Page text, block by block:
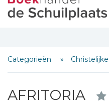
Categorieën
AFRITORIA